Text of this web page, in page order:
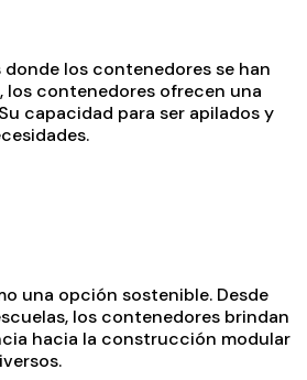
los contenedores se han
los contenedores ofrecen una
capacidad para ser apilados y
una opción sostenible. Desde
los contenedores brindan
hacia la construcción modular